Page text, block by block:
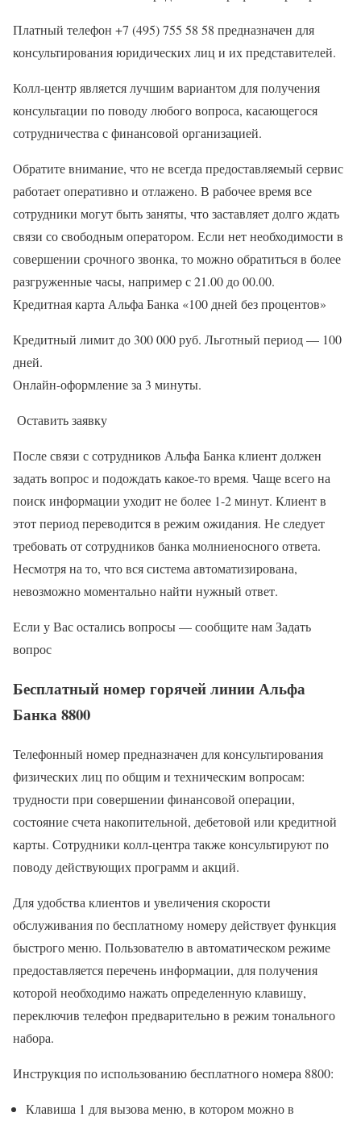
Платный телефон +7 (495) 755 58 58 предназначен для
консультирования юридических лиц и их представителей.
Колл-центр является лучшим вариантом для получения
консультации по поводу любого вопроса, касающегося
сотрудничества с финансовой организацией.
Обратите внимание, что не всегда предоставляемый сервис
работает оперативно и отлажено. В рабочее время все
сотрудники могут быть заняты, что заставляет долго ждать
связи со свободным оператором. Если нет необходимости в
совершении срочного звонка, то можно обратиться в более
разгруженные часы, например с 21.00 до 00.00.
Кредитная карта Альфа Банка «100 дней без процентов»
Кредитный лимит до 300 000 руб. Льготный период — 100
дней.
Онлайн-оформление за 3 минуты.
Оставить заявку
После связи с сотрудников Альфа Банка клиент должен
задать вопрос и подождать какое-то время. Чаще всего на
поиск информации уходит не более 1-2 минут. Клиент в
этот период переводится в режим ожидания. Не следует
требовать от сотрудников банка молниеносного ответа.
Несмотря на то, что вся система автоматизирована,
невозможно моментально найти нужный ответ.
Если у Вас остались вопросы — сообщите нам Задать
вопрос
Бесплатный номер горячей линии Альфа
Банка 8800
Телефонный номер предназначен для консультирования
физических лиц по общим и техническим вопросам:
трудности при совершении финансовой операции,
состояние счета накопительной, дебетовой или кредитной
карты. Сотрудники колл-центра также консультируют по
поводу действующих программ и акций.
Для удобства клиентов и увеличения скорости
обслуживания по бесплатному номеру действует функция
быстрого меню. Пользователю в автоматическом режиме
предоставляется перечень информации, для получения
которой необходимо нажать определенную клавишу,
переключив телефон предварительно в режим тонального
набора.
Инструкция по использованию бесплатного номера 8800:
Клавиша 1 для вызова меню, в котором можно в